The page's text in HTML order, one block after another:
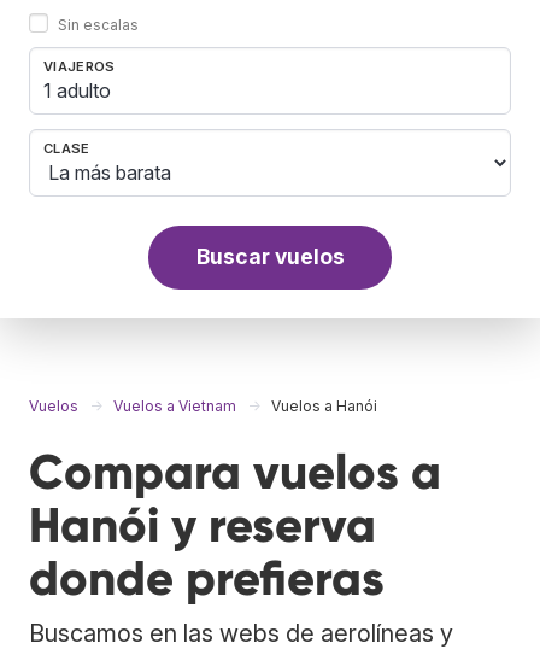
Sin escalas
VIAJEROS
1 adulto
CLASE
Buscar vuelos
Vuelos Vuelos a Vietnam Vuelos a Hanói
Compara vuelos a
Hanói y reserva
donde prefieras
Buscamos en las webs de aerolíneas y